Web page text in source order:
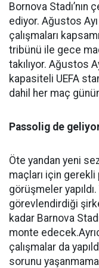
Bornova
ediyor. Ağustos
çalışmaları
tribünü ile gece
takılıyor. Ağustos
kapasiteli UEFA
dahil her maç
Passolig de
Öte yandan yeni
maçları için
görüşmeler
görevlendirdiği
kadar Barnova
monte
çalışmalar da
sorunu